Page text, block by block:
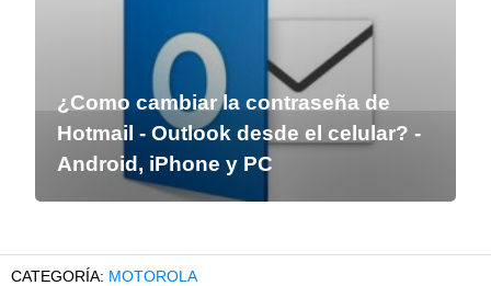
¿Como cambiar la contraseña de
Hotmail - Outlook desde el celular? -
Android, iPhone y PC
MOTOROLA